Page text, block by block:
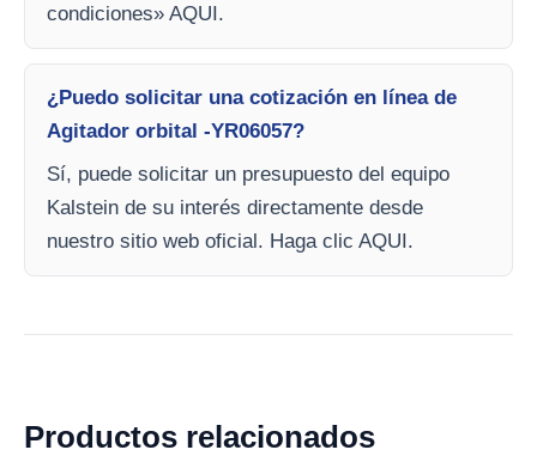
condiciones» AQUI.
¿Puedo solicitar una cotización en línea de
Agitador orbital -YR06057?
Sí, puede solicitar un presupuesto del equipo
Kalstein de su interés directamente desde
nuestro sitio web oficial. Haga clic AQUI.
Productos relacionados